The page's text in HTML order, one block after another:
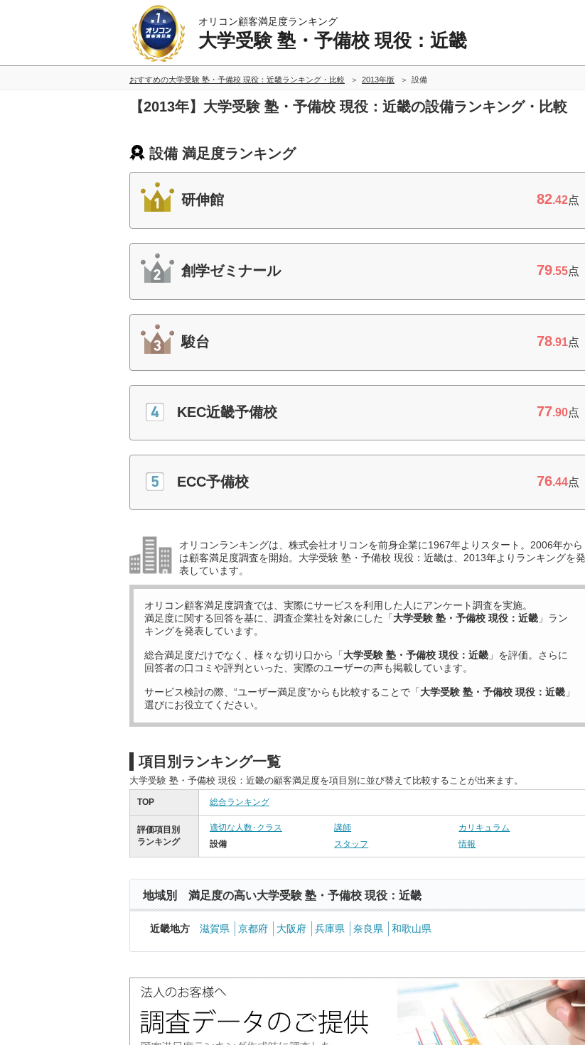
オリコン顧客満足度ランキング
大学受験 塾・予備校 現役：近畿
おすすめの大学受験 塾・予備校 現役：近畿ランキング・比較 2013年版 設備
【2013年】大学受験 塾・予備校 現役：近畿の設備ランキング・比較
設備 満足度ランキング
研伸館 82.42点
創学ゼミナール 79.55点
駿台 78.91点
KEC近畿予備校 77.90点
ECC予備校 76.44点
オリコンランキングは、株式会社オリコンを前身企業に1967年よりスタート。2006年から
は顧客満足度調査を開始。大学受験 塾・予備校 現役：近畿は、2013年よりランキングを発
表しています。
オリコン顧客満足度調査では、実際にサービスを利用した 人にアンケート調査を実施。
満足度に関する回答を基に、調査企業社を対象にした「大学受験 塾・予備校 現役：近畿 」ラン
キングを発表しています。
総合満足度だけでなく、様々な切り口から「大学受験 塾・予備校 現役：近畿 」を評価。さらに
回答者の口コミや評判といった、実際のユーザーの声も掲載しています。
サービス検討の際、“ユーザー満足度”からも比較することで「大学受験 塾・予備校 現役：近畿 」
選びにお役立てください。
項目別ランキング一覧
大学受験 塾・予備校 現役：近畿の顧客満足度を項目別に並び替えて比較することが出来ます。
TOP 総合ランキング
評価項目別
ランキング
適切な人数･クラス 講師
カリキュラム
設備
スタッフ 情報
地域別 満足度の高い大学受験 塾・予備校 現役：近畿
近畿地方 滋賀県 京都府 大阪府 兵庫県 奈良県 和歌山県